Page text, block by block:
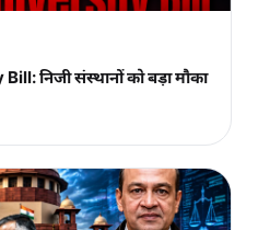
निजी संस्थानों को बड़ा मौका